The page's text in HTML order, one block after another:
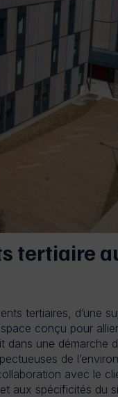
tertiaire
tertiaires, d’une
conçu pour
dans une démarche
de
avec le
aux spécificités du